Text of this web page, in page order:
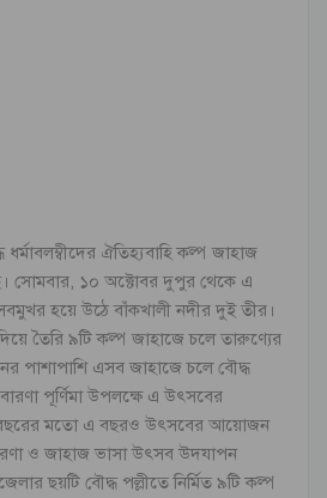
ঐতিহ্যবাহি কল্প জাহাজ
সোমবার, ১০ অক্টোবর দুপুর থেকে এ
হয়ে উঠে বাঁকখালী নদীর দুই তীর।
তৈরি ৯টি কল্প জাহাজে চলে তারুণ্যের
পাশাপাশি এসব জাহাজে চলে বৌদ্ধ
পূর্ণিমা উপলক্ষে এ উৎসবের
মতো এ বছরও উৎসবের আয়োজন
ও জাহাজ ভাসা উৎসব উদযাপন
ছয়টি বৌদ্ধ পল্লীতে নির্মিত ৯টি কল্প